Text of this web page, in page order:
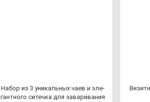
Набор из 3 уни­каль­ных ча­ев и эле­
ган­тно­го си­теч­ка для за­ва­ри­ва­ния